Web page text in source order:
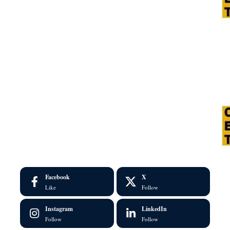
Facebook
Like
X
Follow
Instagram
Follow
LinkedIn
Follow